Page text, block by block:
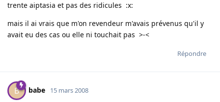
trente aiptasia et pas des ridicules :x:
mais il ai vrais que m'on revendeur m'avais prévenus qu'il y
avait eu des cas ou elle ni touchait pas >-<
Répondre
B babe 15 mars 2008